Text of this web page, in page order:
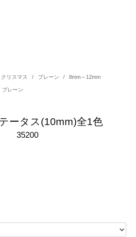
クリスマス / プレーン / 8mm～12mm
プレーン
ータス(10mm)全1色
35200